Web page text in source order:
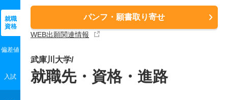
パンフ・願書取り寄せ
WEB出願関連情報
就職
資格
偏差値
入試
武庫川大学/
就職先・資格・進路